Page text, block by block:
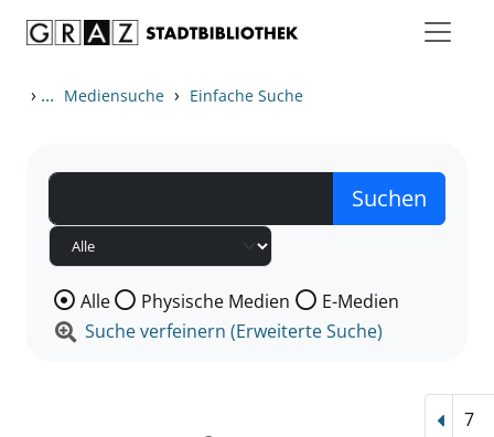
› ... Mediensuche › Einfache Suche
Wählen Sie die Medienart nach der Sie suchen wollen.
Alle Physische Medien
E-Medien
Suche verfeinern (Erweiterte Suche)
7